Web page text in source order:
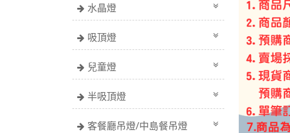
水晶燈
吸頂燈
兒童燈
半吸頂燈
客餐廳吊燈/中島餐吊燈